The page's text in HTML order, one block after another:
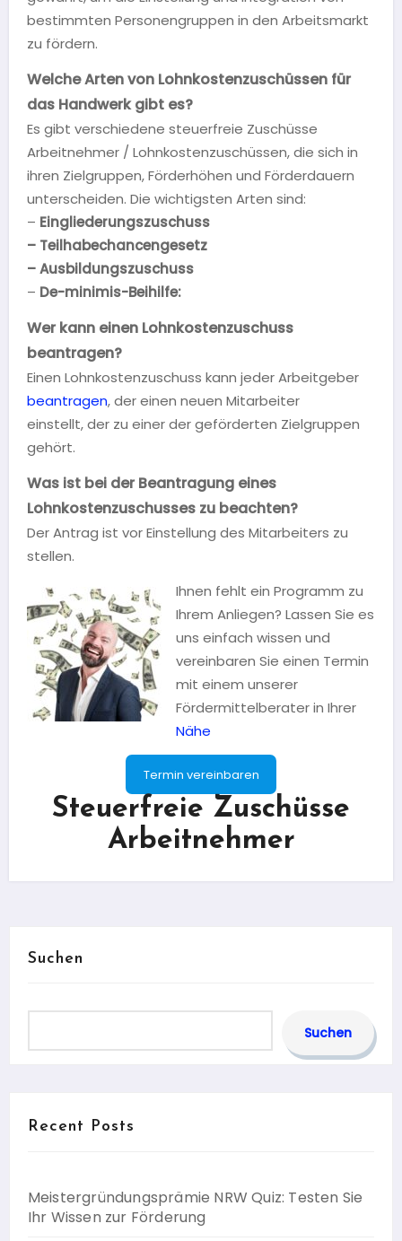
bestimmten Personengruppen in den Arbeitsmarkt
zu fördern.
Welche Arten von Lohnkostenzuschüssen für
das Handwerk gibt es?
Es gibt verschiedene steuerfreie Zuschüsse
Arbeitnehmer / Lohnkostenzuschüssen, die sich in
ihren Zielgruppen, Förderhöhen und Förderdauern
unterscheiden. Die wichtigsten Arten sind:
– Eingliederungszuschuss
– Teilhabechancengesetz
– Ausbildungszuschuss
– De-minimis-Beihilfe:
Wer kann einen Lohnkostenzuschuss
beantragen?
Einen Lohnkostenzuschuss kann jeder Arbeitgeber
beantragen, der einen neuen Mitarbeiter
einstellt, der zu einer der geförderten Zielgruppen
gehört.
Was ist bei der Beantragung eines
Lohnkostenzuschusses zu beachten?
Der Antrag ist vor Einstellung des Mitarbeiters zu
stellen.
Ihnen fehlt ein Programm zu
Ihrem Anliegen? Lassen Sie es
uns einfach wissen und
vereinbaren Sie einen Termin
mit einem unserer
Fördermittelberater in Ihrer
Nähe
Termin vereinbaren
Steuerfreie Zuschüsse
Arbeitnehmer
Suchen
Suchen
Recent Posts
Meistergründungsprämie NRW Quiz: Testen Sie
Ihr Wissen zur Förderung